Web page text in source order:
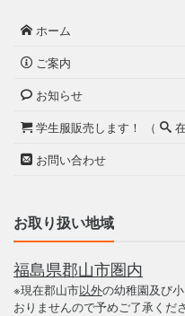
ホーム
ご案内
お知らせ
学生服販売します！ （
お問い合わせ
お取り扱い地域
福島県郡山市圏内
※現在郡山市以外の幼稚園及び
おりませんので予めご了承くださ